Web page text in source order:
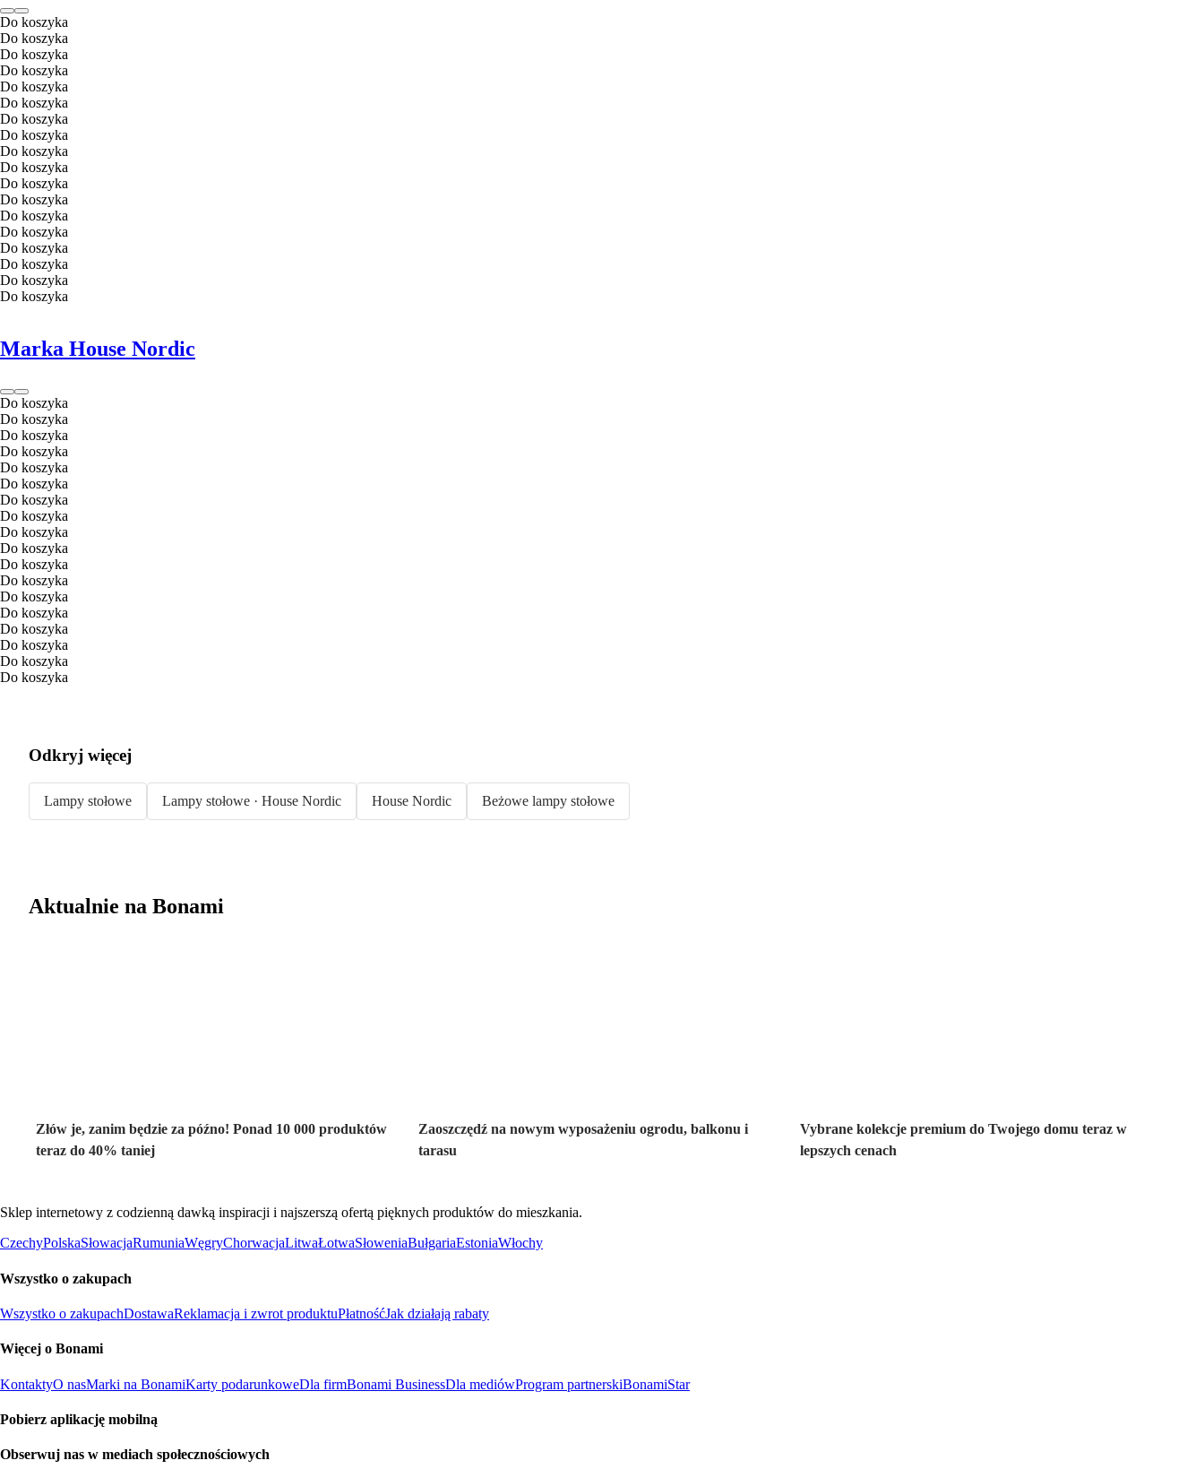
Do koszyka
Do koszyka
Do koszyka
Do koszyka
Do koszyka
Do koszyka
Do koszyka
Do koszyka
Do koszyka
Do koszyka
Do koszyka
Do koszyka
Do koszyka
Do koszyka
Do koszyka
Do koszyka
Do koszyka
Do koszyka
Marka House Nordic
Do koszyka
Do koszyka
Do koszyka
Do koszyka
Do koszyka
Do koszyka
Do koszyka
Do koszyka
Do koszyka
Do koszyka
Do koszyka
Do koszyka
Do koszyka
Do koszyka
Do koszyka
Do koszyka
Do koszyka
Do koszyka
Odkryj więcej
Lampy stołowe Lampy stołowe · House Nordic House Nordic Beżowe lampy stołowe
Aktualnie na Bonami
Złów je, zanim będzie za późno! Ponad 10 000 produktów
teraz do 40% taniej
Zaoszczędź na nowym wyposażeniu ogrodu, balkonu i
tarasu
Vybrane kolekcje premium do Twojego domu teraz w
lepszych cenach
Sklep internetowy z codzienną dawką inspiracji i najszerszą ofertą pięknych produktów do mieszkania.
CzechyPolskaSłowacjaRumuniaWęgryChorwacjaLitwaŁotwaSłoweniaBułgariaEstoniaWłochy
Wszystko o zakupach
Wszystko o zakupachDostawaReklamacja i zwrot produktuPłatnośćJak działają rabaty
Więcej o Bonami
KontaktyO nasMarki na BonamiKarty podarunkoweDla firmBonami BusinessDla mediówProgram partnerskiBonamiStar
Pobierz aplikację mobilną
Obserwuj nas w mediach społecznościowych